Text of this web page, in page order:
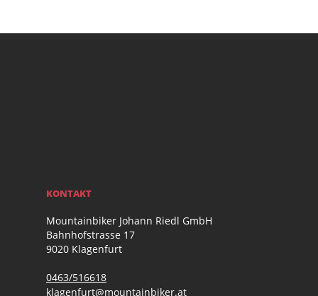
KONTAKT
Mountainbiker Johann Riedl GmbH
Bahnhofstrasse 17
9020 Klagenfurt
0463/516618
klagenfurt@mountainbiker.at